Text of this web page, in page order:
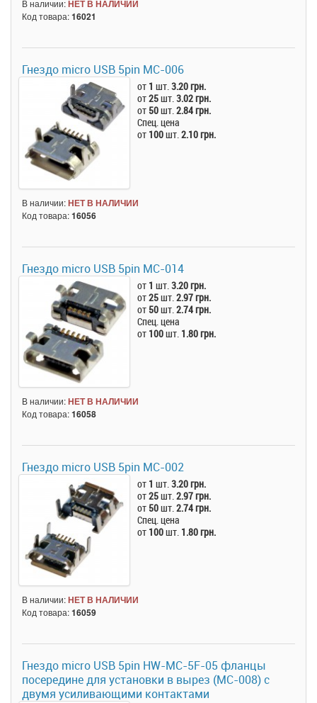
В наличии:НЕТ В НАЛИЧИИ
Код товара:16021
Гнездо micro USB 5pin MC-006
от 1 шт.3.20 грн.
от25шт.3.02 грн.
от 50шт.2.84 грн.
Спец. цена
от 100шт.2.10 грн.
В наличии:НЕТ В НАЛИЧИИ
Код товара:16056
Гнездо micro USB 5pin MC-014
от 1 шт.3.20 грн.
от25шт.2.97 грн.
от 50шт.2.74 грн.
Спец. цена
от 100шт. 1.80 грн.
В наличии:НЕТ В НАЛИЧИИ
Код товара:16058
Гнездо micro USB 5pin MC-002
от 1 шт.3.20 грн.
от25шт.2.97 грн.
от 50шт.2.74 грн.
Спец. цена
от 100шт. 1.80 грн.
В наличии:НЕТ В НАЛИЧИИ
Код товара:16059
Гнездо micro USB 5pin HW-MC-5F-05 фланцы
посередине для установки в вырез (MC-008) с
двумя усиливающими контактами